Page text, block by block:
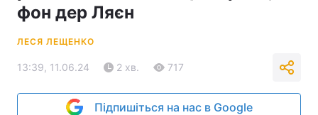
фон дер Ляєн
ЛЕСЯ ЛЕЩЕНКО
13:39, 11.06.24 2 хв. 717
Підпишіться на нас в Google